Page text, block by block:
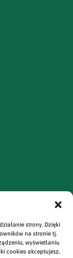
strony. Dzięki
na stronie tj.
wyświetlaniu
cookies akceptujesz,